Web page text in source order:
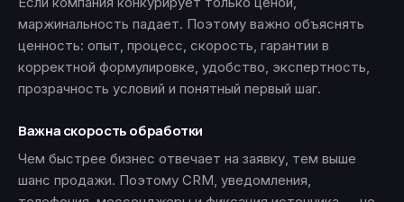
маржинальность падает. Поэтому важно объяснять
ценность: опыт, процесс, скорость, гарантии в
корректной формулировке, удобство, экспертность,
прозрачность условий и понятный первый шаг.
Важна скорость обработки
Чем быстрее бизнес отвечает на заявку, тем выше
шанс продажи. Поэтому CRM, уведомления,